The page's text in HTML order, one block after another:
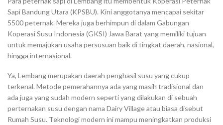
Sapi Bandung Utara (KPSBU). Kini anggotanya mencapai sekitar
5500 peternak. Mereka juga berhimpun di dalam Gabungan
Koperasi Susu Indonesia (GKSI) Jawa Barat yang memiliki tujuan
untuk memajukan usaha persusuan baik di tingkat daerah, nasional,
hingga internasional.
Ya, Lembang merupakan daerah penghasil susu yang cukup
terkenal. Metode pemerahannya ada yang masih tradisional dan
ada juga yang sudah modern seperti yang dilakukan di sebuah
perternakan susu dengan nama Dairy Village atau biasa disebut
Rumah Susu. Teknologi modern ini mampu meningkatkan produksi